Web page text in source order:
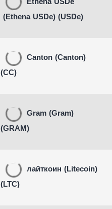
Ethena USDe
(Ethena USDe) (USDe)
Canton (Canton)
(CC)
Gram (Gram)
(GRAM)
лайткоин (Litecoin)
(LTC)